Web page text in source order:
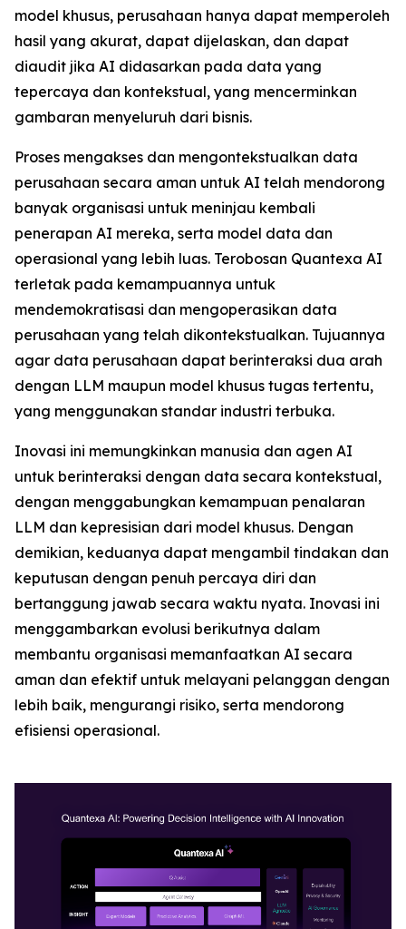
model khusus, perusahaan hanya dapat memperoleh
hasil yang akurat, dapat dijelaskan, dan dapat
diaudit jika AI didasarkan pada data yang
tepercaya dan kontekstual, yang mencerminkan
gambaran menyeluruh dari bisnis.
Proses mengakses dan mengontekstualkan data
perusahaan secara aman untuk AI telah mendorong
banyak organisasi untuk meninjau kembali
penerapan AI mereka, serta model data dan
operasional yang lebih luas. Terobosan Quantexa AI
terletak pada kemampuannya untuk
mendemokratisasi dan mengoperasikan data
perusahaan yang telah dikontekstualkan. Tujuannya
agar data perusahaan dapat berinteraksi dua arah
dengan LLM maupun model khusus tugas tertentu,
yang menggunakan standar industri terbuka.
Inovasi ini memungkinkan manusia dan agen AI
untuk berinteraksi dengan data secara kontekstual,
dengan menggabungkan kemampuan penalaran
LLM dan kepresisian dari model khusus. Dengan
demikian, keduanya dapat mengambil tindakan dan
keputusan dengan penuh percaya diri dan
bertanggung jawab secara waktu nyata. Inovasi ini
menggambarkan evolusi berikutnya dalam
membantu organisasi memanfaatkan AI secara
aman dan efektif untuk melayani pelanggan dengan
lebih baik, mengurangi risiko, serta mendorong
efisiensi operasional.